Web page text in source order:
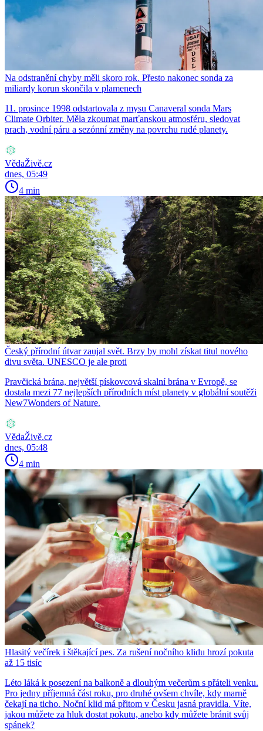
Na odstranění chyby měli skoro rok. Přesto nakonec sonda za
miliardy korun skončila v plamenech
11. prosince 1998 odstartovala z mysu Canaveral sonda Mars
Climate Orbiter. Měla zkoumat marťanskou atmosféru, sledovat
prach, vodní páru a sezónní změny na povrchu rudé planety.
VědaŽivě.cz
dnes, 05:49
4 min
Český přírodní útvar zaujal svět. Brzy by mohl získat titul nového
divu světa. UNESCO je ale proti
Pravčická brána, největší pískovcová skalní brána v Evropě, se
dostala mezi 77 nejlepších přírodních míst planety v globální soutěži
New7Wonders of Nature.
VědaŽivě.cz
dnes, 05:48
4 min
Hlasitý večírek i štěkající pes. Za rušení nočního klidu hrozí pokuta
až 15 tisíc
Léto láká k posezení na balkoně a dlouhým večerům s přáteli venku.
Pro jedny příjemná část roku, pro druhé ovšem chvíle, kdy marně
čekají na ticho. Noční klid má přitom v Česku jasná pravidla. Víte,
jakou můžete za hluk dostat pokutu, anebo kdy můžete bránit svůj
spánek?